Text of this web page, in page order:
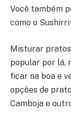
Você também
como o
Misturar
popular por lá,
ficar na boa e
opções de
Camboja e